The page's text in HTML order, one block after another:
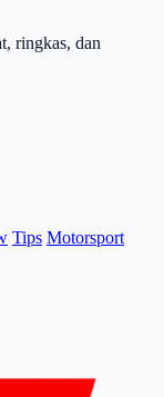
ringkas, dan
Tips Motorsport